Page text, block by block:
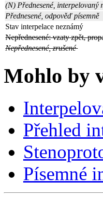
(N) Přednesené, interpelovaný
Přednesené, odpověď písemně
Stav interpelace neznámý
Nepřednesené: vzaty zpět,
Nepřednesené, zrušené
Mohlo by
Přehled
Písemné